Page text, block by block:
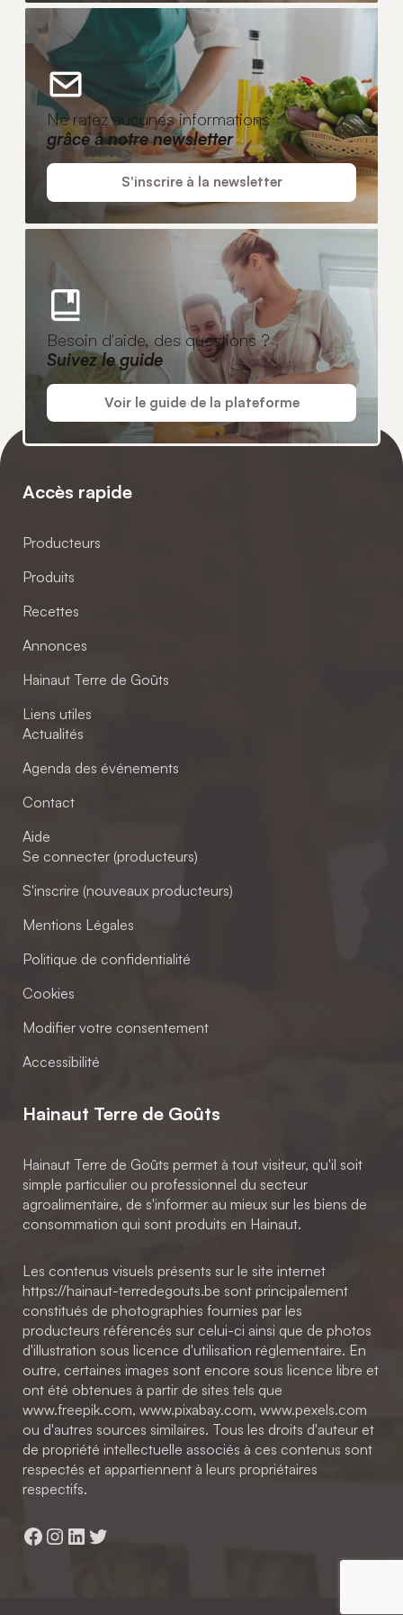
Ne ratez aucunes informations
grâce à notre newsletter
S'inscrire à la newsletter
Besoin d'aide, des questions ?
Suivez le guide
Voir le guide de la plateforme
Accès rapide
Producteurs
Produits
Recettes
Annonces
Hainaut Terre de Goûts
Liens utiles
Actualités
Agenda des événements
Contact
Aide
Se connecter (producteurs)
S'inscrire (nouveaux producteurs)
Mentions Légales
Politique de confidentialité
Cookies
Modifier votre consentement
Accessibilité
Hainaut Terre de Goûts
Hainaut Terre de Goûts permet à tout visiteur, qu'il soit
simple particulier ou professionnel du secteur
agroalimentaire, de s'informer au mieux sur les biens de
consommation qui sont produits en Hainaut.
Les contenus visuels présents sur le site internet
https://hainaut-terredegouts.be sont principalement
constitués de photographies fournies par les
producteurs référencés sur celui-ci ainsi que de photos
d'illustration sous licence d'utilisation réglementaire. En
outre, certaines images sont encore sous licence libre et
ont été obtenues à partir de sites tels que
www.freepik.com, www.pixabay.com, www.pexels.com
ou d'autres sources similaires. Tous les droits d'auteur et
de propriété intellectuelle associés à ces contenus sont
respectés et appartiennent à leurs propriétaires
respectifs.
Facebook
Instagram
LinkedIn
Twitter